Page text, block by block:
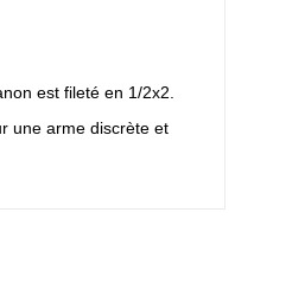
est fileté en 1/2x2.
une arme discrète et